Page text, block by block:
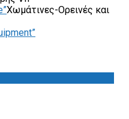
Χωμάτινες-Ορεινές και